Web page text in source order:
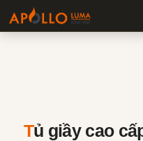
Tủ giầy cao